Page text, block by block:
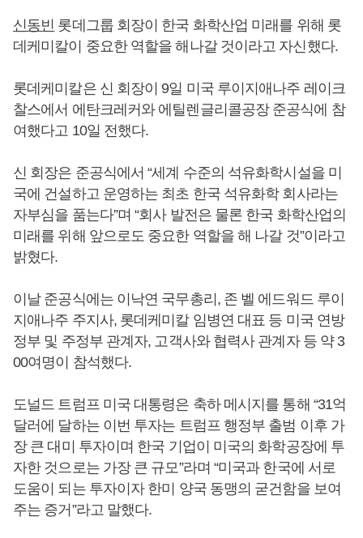
신동빈 롯데그룹 회장이 한국 화학산업 미래를 위해 롯
데케미칼이 중요한 역할을 해나갈 것이라고 자신했다.
롯데케미칼은 신 회장이 9일 미국 루이지애나주 레이크
찰스에서 에탄크레커와 에틸렌글리콜공장 준공식에 참
여했다고 10일 전했다.
신 회장은 준공식에서 “세계 수준의 석유화학시설을 미
국에 건설하고 운영하는 최초 한국 석유화학 회사라는
자부심을 품는다”며 “회사 발전은 물론 한국 화학산업의
미래를 위해 앞으로도 중요한 역할을 해 나갈 것”이라고
밝혔다.
이날 준공식에는 이낙연 국무총리, 존 벨 에드워드 루이
지애나주 주지사, 롯데케미칼 임병연 대표 등 미국 연방
정부 및 주정부 관계자, 고객사와 협력사 관계자 등 약 3
00여명이 참석했다.
도널드 트럼프 미국 대통령은 축하 메시지를 통해 “31억
달러에 달하는 이번 투자는 트럼프 행정부 출범 이후 가
장 큰 대미 투자이며 한국 기업이 미국의 화학공장에 투
자한 것으로는 가장 큰 규모”라며 “미국과 한국에 서로
도움이 되는 투자이자 한미 양국 동맹의 굳건함을 보여
주는 증거”라고 말했다.